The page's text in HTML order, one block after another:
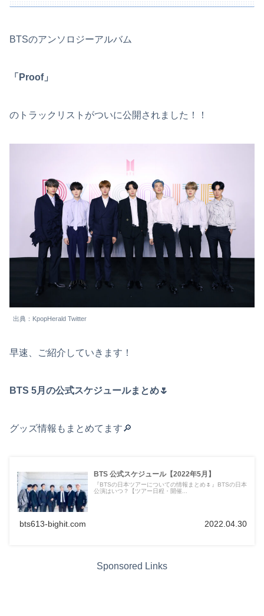
BTSのアンソロジーアルバム
「Proof」
のトラックリストがついに公開されました！！
出典：KpopHerald Twitter
早速、ご紹介していきます！
BTS 5月の公式スケジュールまとめ🌷
グッズ情報もまとめてます🔎
BTS 公式スケジュール【2022年5月】
『BTSの日本ツアーについての情報まとめ🌷』BTSの日本
公演はいつ？【ツアー日程・開催...
bts613-bighit.com 2022.04.30
Sponsored Links